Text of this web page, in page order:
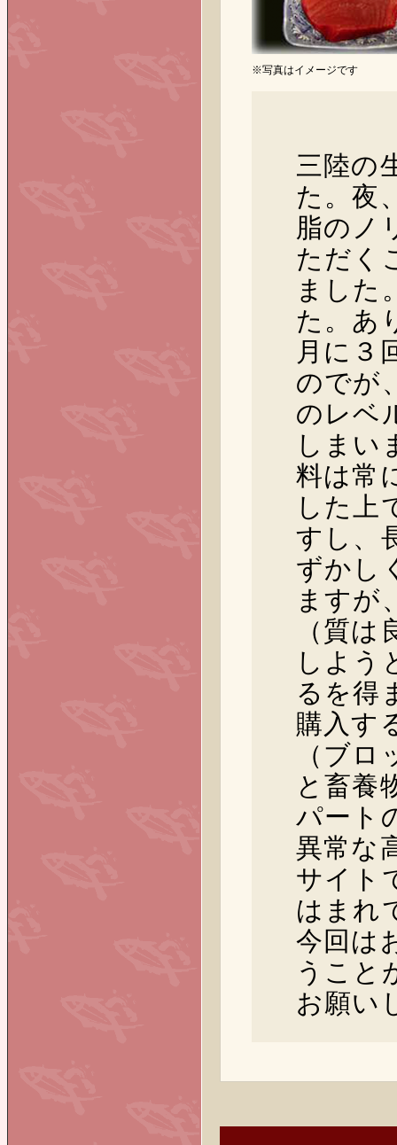
※写真はイメージです
三陸の
た。夜
脂のノ
ただく
ました
た。あ
月に３
のでが
のレベ
しまい
料は常
した上
すし、
ずかし
ますが
（質
しよう
るを得
購入す
（ブ
と畜養
パート
異常な
サイト
はまれ
今回は
うこと
お願い